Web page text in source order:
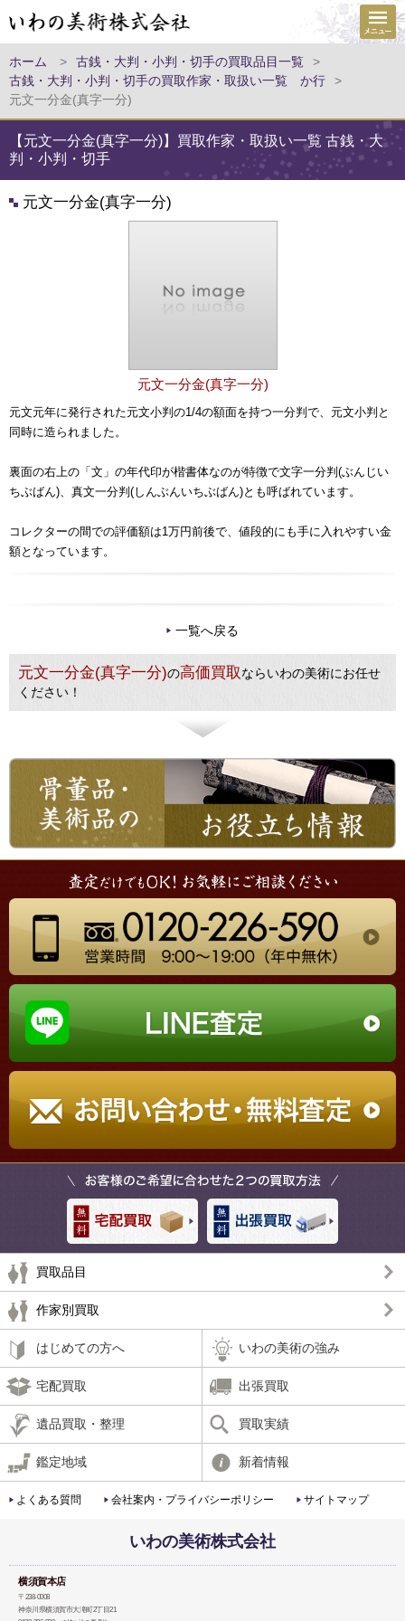
ホーム > 古銭・大判・小判・切手の買取品目一覧
>
古銭・大判・小判・切手の買取作家・取扱い一覧 か行
>
元文一分金(真字一分)
【元文一分金(真字一分)】買取作家・取扱い一覧 古銭・大
判・小判・切手
元文一分金(真字一分)
元文一分金(真字一分)
元文元年に発行された元文小判の1/4の額面を持つ一分判で、元文小判と
同時に造られました。
裏面の右上の「文」の年代印が楷書体なのが特徴で文字一分判(ぶんじい
ちぶばん)、真文一分判(しんぶんいちぶばん)とも呼ばれています。
コレクターの間での評価額は1万円前後で、値段的にも手に入れやすい金
額となっています。
一覧へ戻る
元文一分金(真字一分)の高価買取ならいわの美術にお任せ
ください！
買取品目
作家別買取
はじめての方へ いわの美術の強み
宅配買取 出張買取
遺品買取・整理 買取実績
鑑定地域 新着情報
よくある質問 会社案内・プライバシーポリシー サイトマップ
いわの美術株式会社
横須賀本店
〒238-0008
神奈川県横須賀市大滝町2丁目21